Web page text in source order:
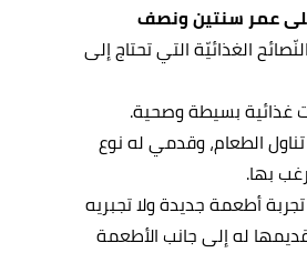
عمر سنتين ونصف
الغذائيّة التي تحتاج إلى
بسيطة وصحية.
الطعام، وقدمي له نوع
بها.
أطعمة جديدة ولا تجبريه
له إلى جانب الأطعمة